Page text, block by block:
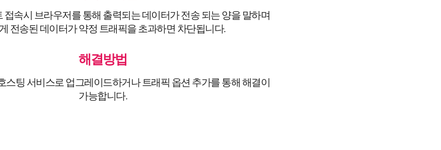
접속시 브라우저를 통해 출력되는 데이터가 전송 되는 양을 말하며
전송된 데이터가 약정 트래픽을 초과하면 차단됩니다.
해결방법
스팅 서비스로 업그레이드하거나 트래픽 옵션 추가를 통해 해결이
가능합니다.